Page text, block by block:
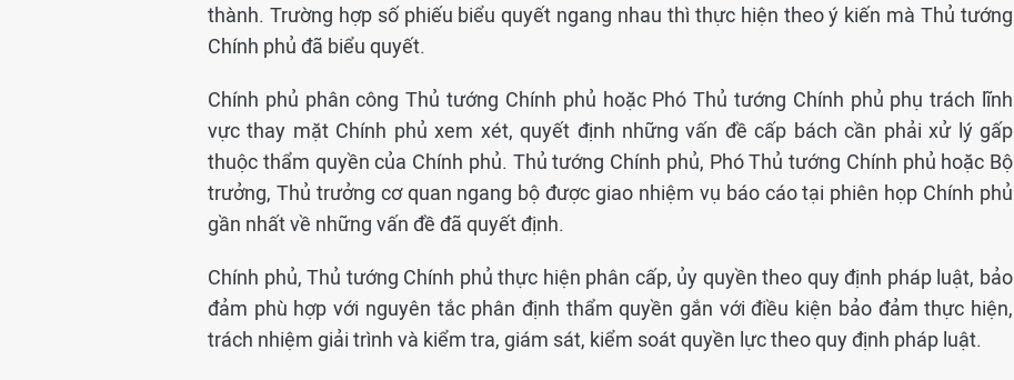
thành. Trường hợp số phiếu biểu quyết ngang nhau thì thực hiện theo ý kiến mà Thủ tướng
Chính phủ đã biểu quyết.
Chính phủ phân công Thủ tướng Chính phủ hoặc Phó Thủ tướng Chính phủ phụ trách lĩnh
vực thay mặt Chính phủ xem xét, quyết định những vấn đề cấp bách cần phải xử lý gấp
thuộc thẩm quyền của Chính phủ. Thủ tướng Chính phủ, Phó Thủ tướng Chính phủ hoặc Bộ
trưởng, Thủ trưởng cơ quan ngang bộ được giao nhiệm vụ báo cáo tại phiên họp Chính phủ
gần nhất về những vấn đề đã quyết định.
Chính phủ, Thủ tướng Chính phủ thực hiện phân cấp, ủy quyền theo quy định pháp luật, bảo
đảm phù hợp với nguyên tắc phân định thẩm quyền gắn với điều kiện bảo đảm thực hiện,
trách nhiệm giải trình và kiểm tra, giám sát, kiểm soát quyền lực theo quy định pháp luật.